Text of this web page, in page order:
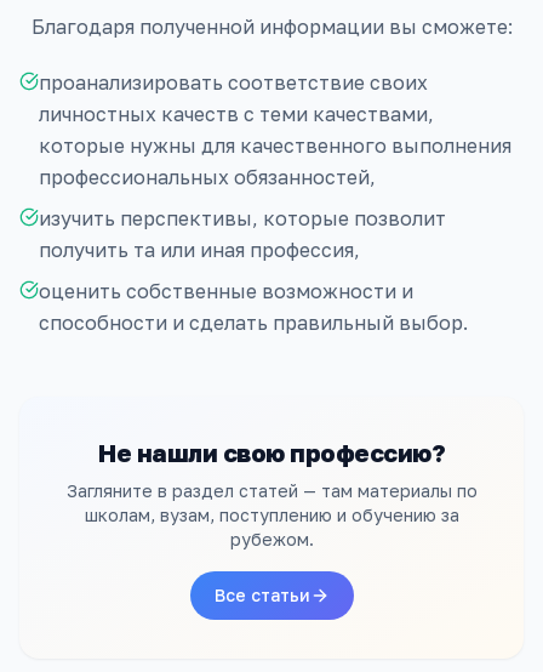
Благодаря полученной информации вы сможете:
проанализировать соответствие своих
личностных качеств с теми качествами,
которые нужны для качественного выполнения
профессиональных обязанностей,
изучить перспективы, которые позволит
получить та или иная профессия,
оценить собственные возможности и
способности и сделать правильный выбор.
Не нашли свою профессию?
Загляните в раздел статей — там материалы по
школам, вузам, поступлению и обучению за
рубежом.
Все статьи